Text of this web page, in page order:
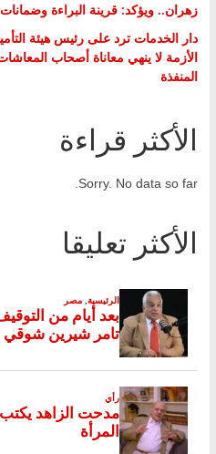
زهران.. ويؤكد: قرينة البراءة
دار الخدمات ترد على رئيس هيئة
الأزمة لا ينهي معاناة أصحاب
المنفذة
الأكثر قراءة
Sorry. No data so far.
الأكثر تعليقا